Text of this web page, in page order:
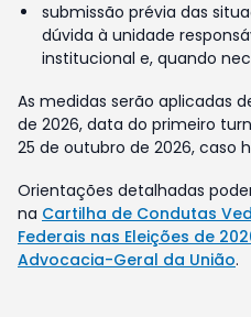
submissão prévia das
dúvida à unidade
institucional e, quando
As medidas serão aplicadas
de 2026, data do primeiro
25 de outubro de 2026, caso
Orientações detalhadas
na Cartilha de Condutas
Federais nas Eleições de
Advocacia-Geral da União.